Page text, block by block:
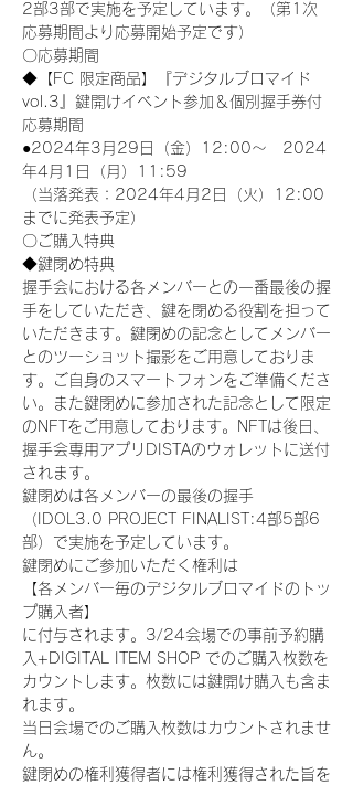
2部3部で実施を予定しています。（第1次
応募期間より応募開始予定です）
〇応募期間
◆【FC 限定商品】『デジタルブロマイド
vol.3』鍵開けイベント参加＆個別握手券付
応募期間
●2024年3月29日（金）12:00～　2024
年4月1日（月）11:59
（当落発表：2024年4月2日（火）12:00
までに発表予定）
〇ご購入特典
◆鍵閉め特典
握手会における各メンバーとの一番最後の握
手をしていただき、鍵を閉める役割を担って
いただきます。鍵閉めの記念としてメンバー
とのツーショット撮影をご用意しておりま
す。ご自身のスマートフォンをご準備くださ
い。また鍵閉めに参加された記念として限定
のNFTをご用意しております。NFTは後日、
握手会専用アプリDISTAのウォレットに送付
されます。
鍵閉めは各メンバーの最後の握手
（IDOL3.0 PROJECT FINALIST:4部5部6
部）で実施を予定しています。
鍵閉めにご参加いただく権利は
【各メンバー毎のデジタルブロマイドのトッ
プ購入者】
に付与されます。3/24会場での事前予約購
入+DIGITAL ITEM SHOP でのご購入枚数を
カウントします。枚数には鍵開け購入も含ま
れます。
当日会場でのご購入枚数はカウントされませ
ん。
鍵閉めの権利獲得者には権利獲得された旨を